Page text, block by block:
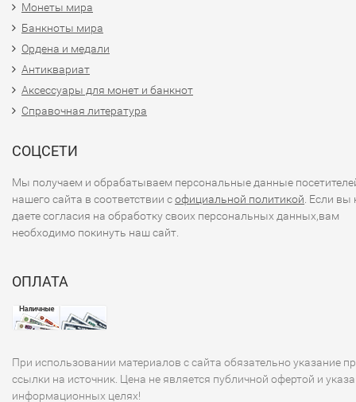
Монеты мира
Банкноты мира
Ордена и медали
Антиквариат
Аксессуары для монет и банкнот
Справочная литература
СОЦСЕТИ
Мы получаем и обрабатываем персональные данные
нашего сайта в соответствии софициальной политикой. Если вы
даете согласия на обработку своих персональных данных,вам
необходимо покинуть наш сайт.
ОПЛАТА
При использовании материалов с сайта обязательно указание
ссылки на источник. Цена не является публичной офертой и
информационных целях!